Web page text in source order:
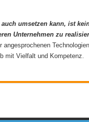
umsetzen kann, ist
Unternehmen zu
mit Vielfalt und Kompetenz.